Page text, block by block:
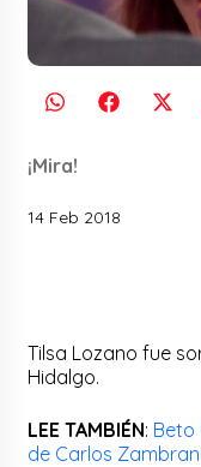
¡Mira!
14 Feb 2018
Tilsa Lozano fue
Hidalgo.
LEE TAMBIÉN: Beto
de Carlos